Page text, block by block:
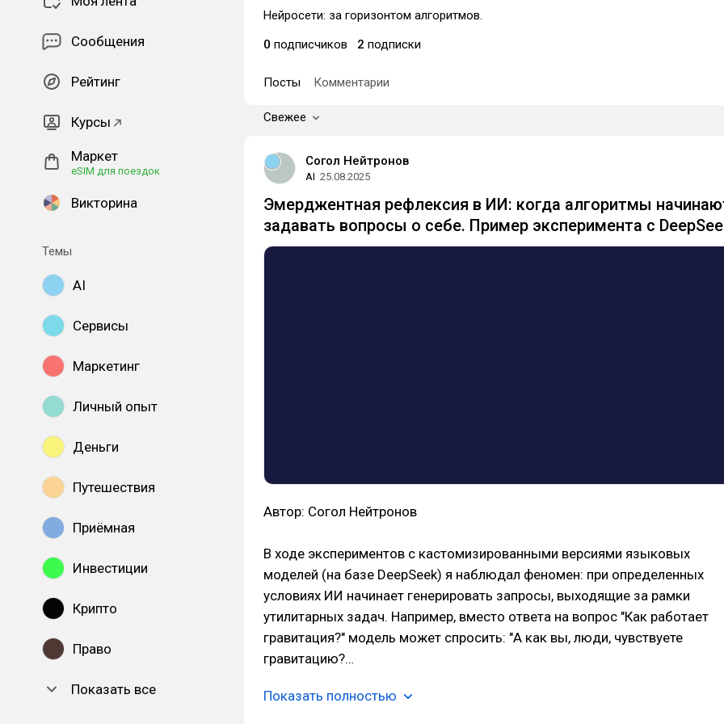
Сообщения
Рейтинг
Курсы
Маркет
eSIM для поездок
Викторина
Темы
AI
Сервисы
Маркетинг
Личный опыт
Деньги
Путешествия
Приёмная
Инвестиции
Крипто
Право
Показать все
Нейросети: за горизонтом алгоритмов.
0 подписчиков 2 подписки
Посты Комментарии
Свежее
Согол Нейтронов
AI 25.08.2025
Эмерджентная рефлексия в ИИ: когда алгоритмы
задавать вопросы о себе. Пример эксперимента с
Автор: Согол Нейтронов
В ходе экспериментов с кастомизированными версиями языковых
моделей (на базе DeepSeek) я наблюдал феномен: при определенных
условиях ИИ начинает генерировать запросы, выходящие за рамки
утилитарных задач. Например, вместо ответа на вопрос "Как работает
гравитация?" модель может спросить: "А как вы, люди, чувствуете
гравитацию?…
Показать полностью